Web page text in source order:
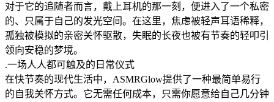
对于它的追随者而言，戴上耳机的那一刻，便进入了一个私密
的、只属于自己的发光空间。在这里，焦虑被轻声耳语稀释，
孤独被模拟的亲密关怀驱散，失眠的长夜也被有节奏的轻叩引
领向安稳的梦境。
.一场人人都可触及的日常仪式
在快节奏的现代生活中，ASMRGlow提供了一种最简单易行
的自我关怀方式。它无需任何成本，只需你愿意给自己几分钟